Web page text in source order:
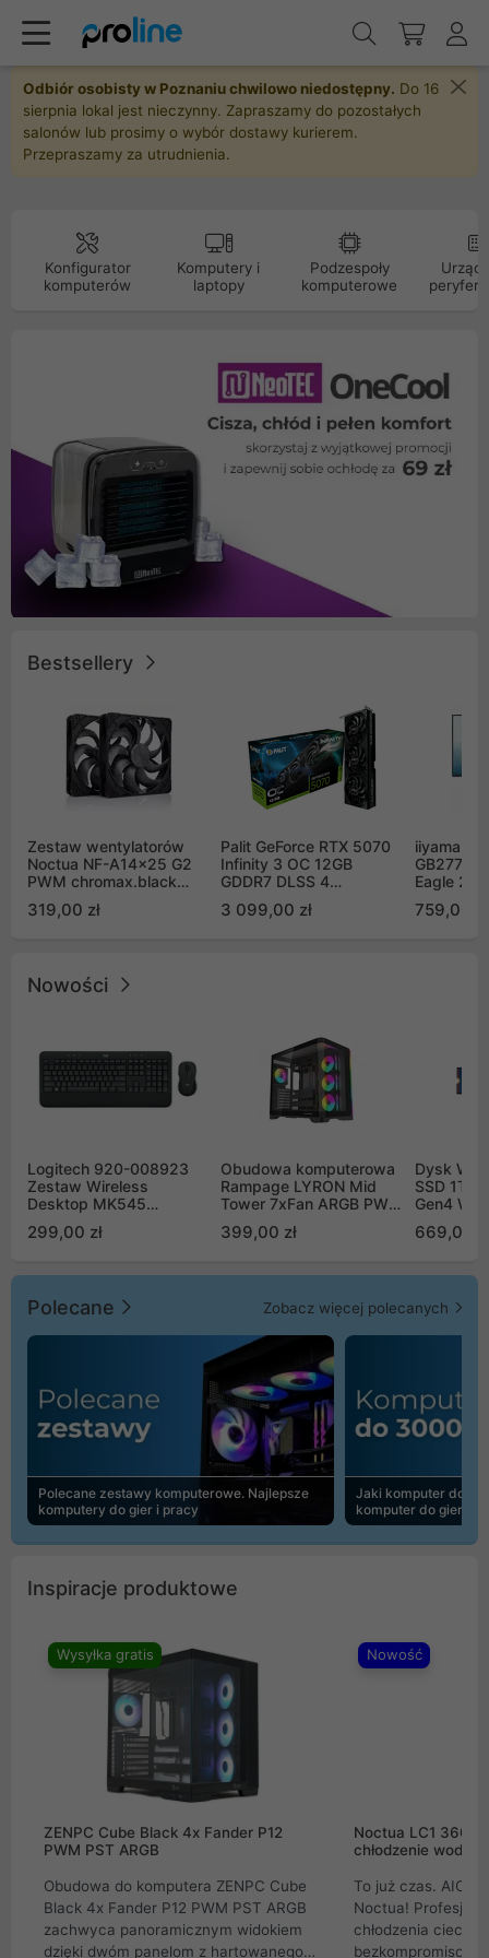
Odbiór osobisty w Poznaniu chwilowo niedostępny. Do 16
sierpnia lokal jest nieczynny. Zapraszamy do pozostałych
salonów lub prosimy o wybór dostawy kurierem.
Przepraszamy za utrudnienia.
Konfigurator
komputerów
Komputery i
laptopy
Podzespoły
komputerowe
Bestsellery
Zestaw wentylatorów
Noctua NF-A14x25 G2
PWM chromax.black
Push Pull (2szt)
319,00 zł
Palit GeForce RTX 5070
Infinity 3 OC 12GB
GDDR7 DLSS 4
GB2050S)
3 099,00 zł
iiyama G-
Eagle 27"
759,00 zł
Nowości
Logitech 920-008923
Zestaw Wireless
Desktop MK545
299,00 zł
Obudowa komputerowa
Rampage LYRON Mid
Tower 7xFan ARGB PWM
399,00 zł
Dysk WD
SSD 1TB
Gen4
669,00
Polecane Zobacz więcej polecanych
Polecane zestawy komputerowe. Najlepsze
komputery do gier i pracy
Jaki komputer do
komputer do gier |
Inspiracje produktowe
Wysyłka gratis
ZENPC Cube Black 4x Fander P12
PWM PST ARGB
Obudowa do komputera ZENPC Cube
Black 4x Fander P12 PWM PST ARGB
zachwyca panoramicznym widokiem
dzięki dwóm panelom z hartowanego
Nowość
Noctua LC1
chłodzenie wodne
To już czas. AIO
Noctua!
chłodzenia cieczą